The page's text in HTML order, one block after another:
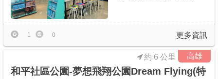
更多資訊
1 0
高雄
和平社區公園-夢想飛翔公園Dream Flying(特
約 6 公里